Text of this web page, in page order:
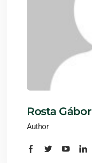
Rosta Gábor
Author